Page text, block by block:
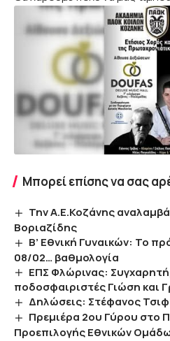
Μπορεί επίσης να σας
Την Α.Ε.Κοζάνης
Βοριαζίδης
Β’ Εθνική Γυναικών: Το
08/02… βαθμολογία
ΕΠΣ Φλώρινας:
ποδοσφαιριστές Γιώση και
Δηλώσεις: Στέφανος
Πρεμιέρα 2ου Γύρου στο
Προεπιλογής Εθνικών